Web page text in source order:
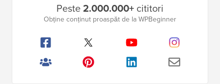
laterală
principală
Peste2.000.000+ cititori
Obține conținut proaspăt de la WPBeginner